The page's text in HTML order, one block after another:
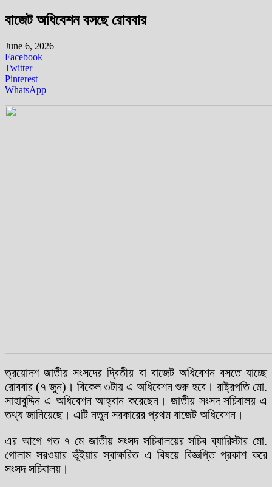
বাজেট অধিবেশন বসছে রোববার
June 6, 2026
Facebook
Twitter
Pinterest
WhatsApp
ত্রয়োদশ জাতীয় সংসদের দ্বিতীয় বা বাজেট অধিবেশন বসতে যাচ্ছে
রোববার (৭ জুন)। বিকেল ৩টায় এ অধিবেশন শুরু হবে। রাষ্ট্রপতি মো.
সাহাবুদ্দিন এ অধিবেশন আহ্বান করেছেন। জাতীয় সংসদ সচিবালয় এ
তথ্য জানিয়েছে। এটি নতুন সরকারের প্রথম বাজেট অধিবেশন।
এর আগে গত ৭ মে জাতীয় সংসদ সচিবালয়ের সচিব ব্যারিস্টার মো.
গোলাম সরওয়ার ভূঁইয়ার স্বাক্ষরিত এ বিষয়ে বিজ্ঞপ্তি প্রকাশ করে
সংসদ সচিবালয়।